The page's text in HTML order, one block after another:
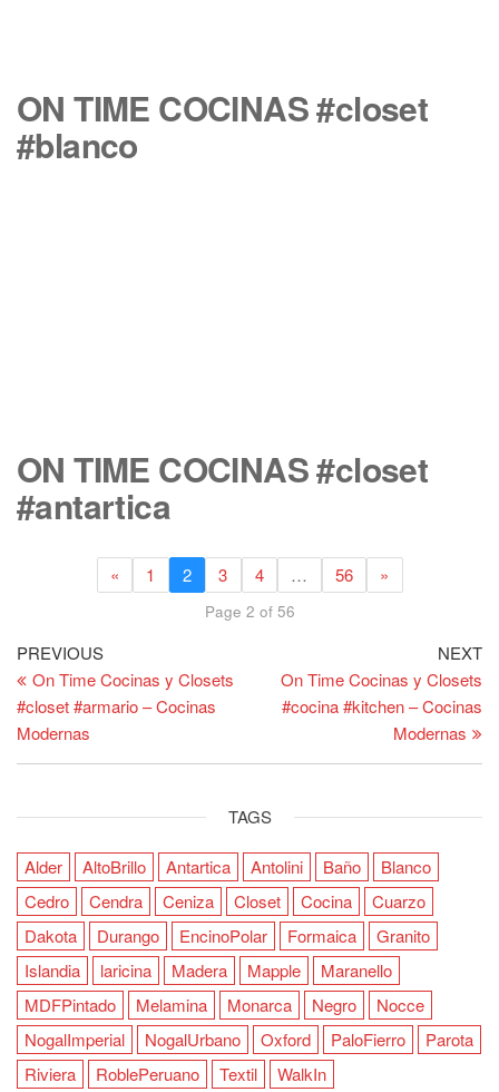
ON TIME COCINAS #closet
#blanco
ON TIME COCINAS #closet
#antartica
« 1 2 3 4 … 56 »
Page 2 of 56
Post
navigation
Previous
Post
PREVIOUS
On Time Cocinas y Closets
#closet #armario – Cocinas
Modernas
NEXT
On Time Cocinas y Closets
#cocina #kitchen – Cocinas
Modernas
TAGS
Alder AltoBrillo Antartica Antolini Baño
Blanco
Cedro
Cendra Ceniza Closet Cocina
Cuarzo
Dakota
Durango EncinoPolar Formaica
Granito
Islandia
laricina Madera Mapple
Maranello
MDFPintado
Melamina Monarca Negro
Nocce
NogalImperial
NogalUrbano Oxford PaloFierro
Parota
Riviera
RoblePeruano Textil WalkIn